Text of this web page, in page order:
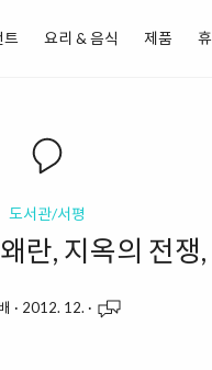
트 요리 & 음식 제품
도서관/서평
란, 지옥의 전쟁
· 2012. 12. ·